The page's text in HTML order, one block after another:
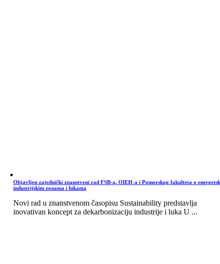
Objavljen zajednički znanstveni rad FSB-a, OIEH-a i Pomorskog fakulteta o
industrijskim zonama i lukama
Novi rad u znanstvenom časopisu Sustainability predstavlja
inovativan koncept za dekarbonizaciju industrije i luka U ...